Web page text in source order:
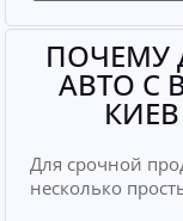
ПОЧЕМУ
АВТО С
Для срочной
несколько